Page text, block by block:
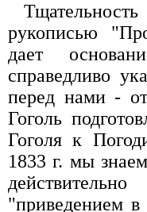
рукописью
дает
справедливо
перед нами -
Гоголь
Гоголя к
1833 г. мы
"приведением в